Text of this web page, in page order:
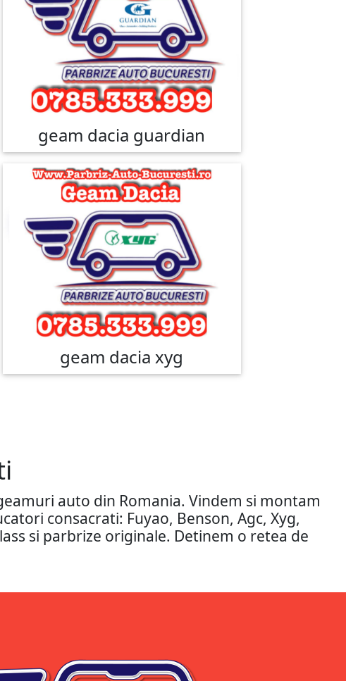
geam dacia guardian
geam dacia xyg
auto din Romania. Vindem si montam
consacrati: Fuyao, Benson, Agc, Xyg,
si parbrize originale. Detinem o retea de